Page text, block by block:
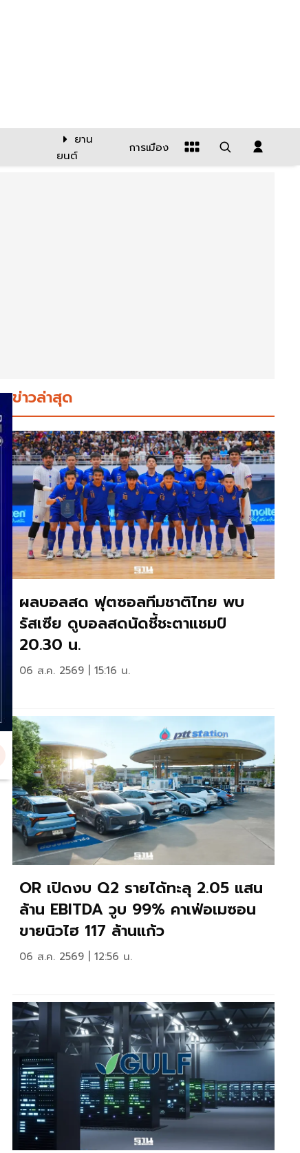
ยาน
ยนต์
การเมือง
ข่าวล่าสุด
ผลบอลสด ฟุตซอลทีมชาติไทย พบ
รัสเซีย ดูบอลสดนัดชี้ชะตาแชมป์
20.30 น.
06 ส.ค. 2569 | 15:16 น.
OR เปิดงบ Q2 รายได้ทะลุ 2.05 แสน
ล้าน EBITDA วูบ 99% คาเฟ่อเมซอน
ขายนิวไฮ 117 ล้านแก้ว
06 ส.ค. 2569 | 12:56 น.